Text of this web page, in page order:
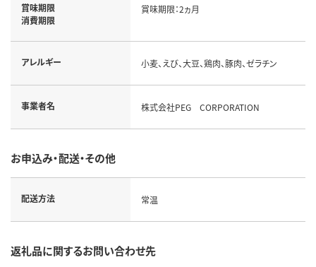
賞味期限
消費期限
賞味期限：2ヵ月
アレルギー 小麦、えび、大豆、鶏肉、豚肉、ゼラチン
事業者名 株式会社PEG CORPORATION
お申込み・配送・その他
配送方法 常温
返礼品に関するお問い合わせ先